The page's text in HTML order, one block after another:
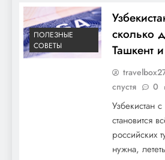
баскетболиста — от
до главных достижений на
арене
ПОЛЕЗНЫЕ
СОВЕТЫ
сколько
Ташкент
спустя
0
Узбекистан
становится
российских
нужна,